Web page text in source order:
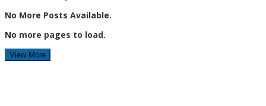
No More Posts Available.
No more pages to load.
View More